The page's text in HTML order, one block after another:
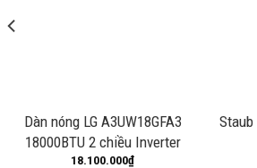
Dàn nóng LG A3UW18GFA3
18000BTU 2 chiều Inverter
18.100.000₫